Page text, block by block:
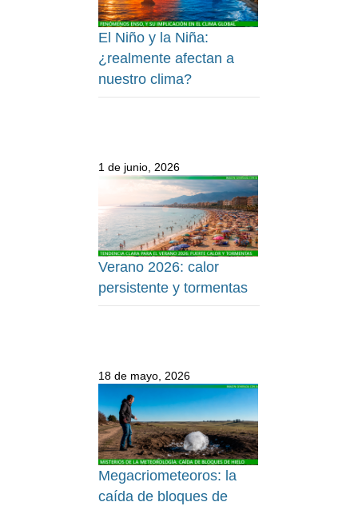
El Niño y la Niña:
¿realmente afectan a
nuestro clima?
1 de junio, 2026
Verano 2026: calor
persistente y tormentas
18 de mayo, 2026
Megacriometeoros: la
caída de bloques de